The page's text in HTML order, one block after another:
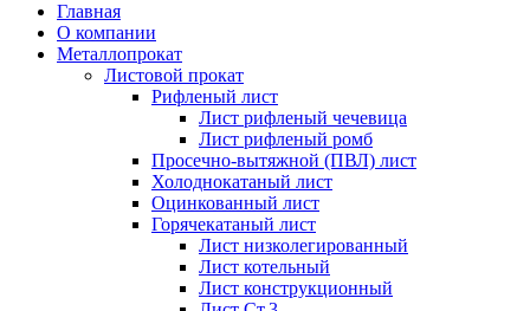
Главная
О компании
Металлопрокат
Листовой прокат
Рифленый лист
Лист рифленый чечевица
Лист рифленый ромб
Просечно-вытяжной (ПВЛ) лист
Холоднокатаный лист
Оцинкованный лист
Горячекатаный лист
Лист низколегированный
Лист котельный
Лист конструкционный